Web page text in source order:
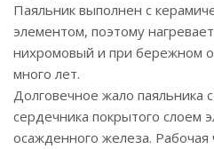
Паяльник выполнен с
элементом, поэтому
нихромовый и при бережном
много лет.
Долговечное жало паяльника
сердечника покрытого слоем
осажденного железа. Рабочая